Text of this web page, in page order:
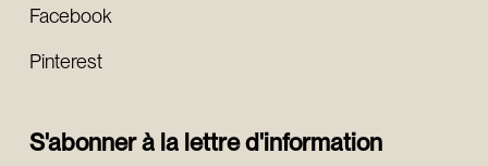
Facebook
Pinterest
S'abonner à la lettre d'information